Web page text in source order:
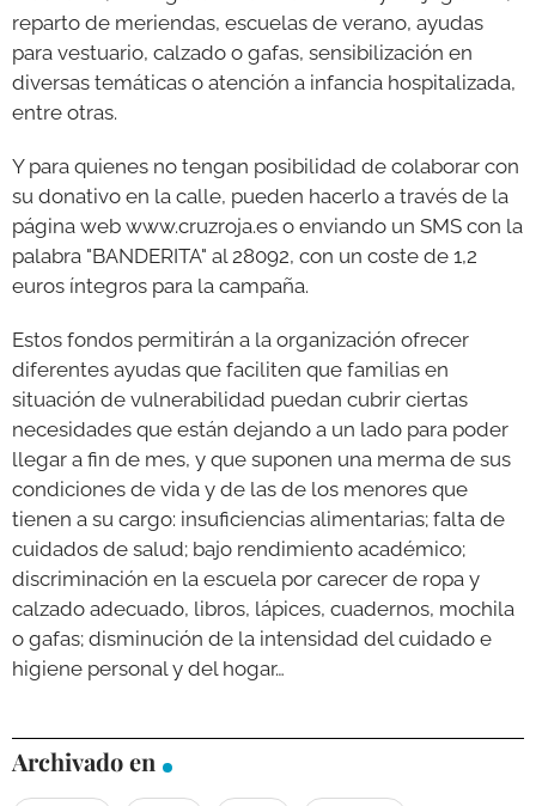
reparto de meriendas, escuelas de verano, ayudas
para vestuario, calzado o gafas, sensibilización en
diversas temáticas o atención a infancia hospitalizada,
entre otras.
Y para quienes no tengan posibilidad de colaborar con
su donativo en la calle, pueden hacerlo a través de la
página web www.cruzroja.es o enviando un SMS con la
palabra "BANDERITA" al 28092, con un coste de 1,2
euros íntegros para la campaña.
Estos fondos permitirán a la organización ofrecer
diferentes ayudas que faciliten que familias en
situación de vulnerabilidad puedan cubrir ciertas
necesidades que están dejando a un lado para poder
llegar a fin de mes, y que suponen una merma de sus
condiciones de vida y de las de los menores que
tienen a su cargo: insuficiencias alimentarias; falta de
cuidados de salud; bajo rendimiento académico;
discriminación en la escuela por carecer de ropa y
calzado adecuado, libros, lápices, cuadernos, mochila
o gafas; disminución de la intensidad del cuidado e
higiene personal y del hogar…
Archivado en